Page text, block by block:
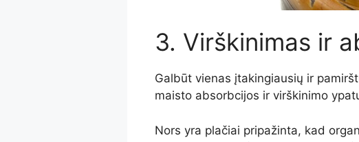
3. Virškinimas ir
Galbūt vienas įtakingiausių ir
maisto absorbcijos ir virškinimo
Nors yra plačiai pripažinta, kad